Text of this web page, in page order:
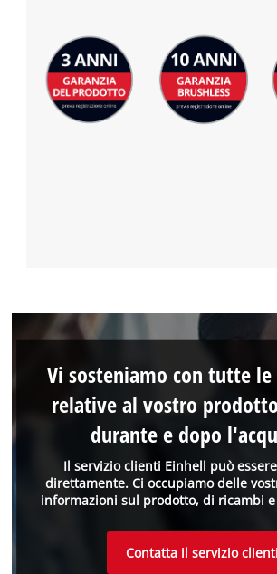
Il servizio clienti Einhell può
direttamente. Ci occupiamo delle
informazioni sul prodotto, di ricambi
Vi sosteniamo con tutte
relative al vostro
durante e dopo
Contatta il servizio clienti